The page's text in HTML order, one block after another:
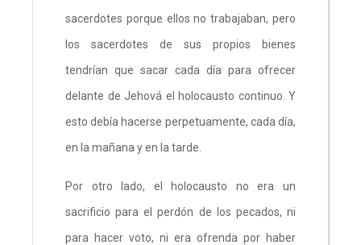
sacerdotes porque ellos no trabajaban, pero
los sacerdotes de sus propios bienes
tendrían que sacar cada día para ofrecer
delante de Jehová el holocausto continuo. Y
esto debía hacerse perpetuamente, cada día,
en la mañana y en la tarde.
Por otro lado, el holocausto no era un
sacrificio para el perdón de los pecados, ni
para hacer voto, ni era ofrenda por haber